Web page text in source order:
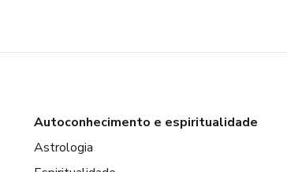
Autoconhecimento e espiritualidade
Astrologia